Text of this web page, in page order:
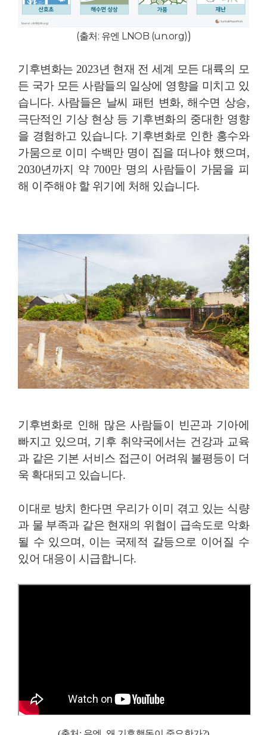
(출처: 유엔 LNOB (un.org))
기후변화는 2023년 현재 전 세계 모든 대륙의 모
든 국가 모든 사람들의 일상에 영향을 미치고 있
습니다. 사람들은 날씨 패턴 변화, 해수면 상승,
극단적인 기상 현상 등 기후변화의 중대한 영향
을 경험하고 있습니다. 기후변화로 인한 홍수와
가뭄으로 이미 수백만 명이 집을 떠나야 했으며,
2030년까지 약 700만 명의 사람들이 가뭄을 피
해 이주해야 할 위기에 처해 있습니다.
기후변화로 인해 많은 사람들이 빈곤과 기아에
빠지고 있으며, 기후 취약국에서는 건강과 교육
과 같은 기본 서비스 접근이 어려워 불평등이 더
욱 확대되고 있습니다.
이대로 방치 한다면 우리가 이미 겪고 있는 식량
과 물 부족과 같은 현재의 위협이 급속도로 악화
될 수 있으며, 이는 국제적 갈등으로 이어질 수
있어 대응이 시급합니다.